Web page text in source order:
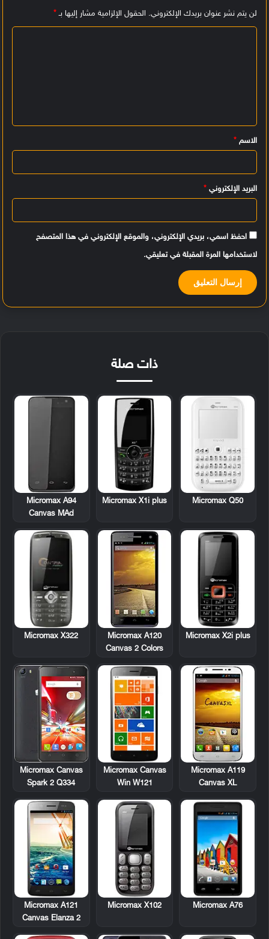
لن يتم نشر عنوان بريدك الإلكتروني. الحقول الإلزامية مشار إليها بـ*
ي
ق
الاسم *
البريد الإلكتروني *
احفظ اسمي، بريدي الإلكتروني، والموقع الإلكتروني في هذا المتصفح
لاستخدامها المرة المقبلة في تعليقي.
ذات صلة
Micromax Q50
Micromax X1i plus
Micromax A94
Canvas MAd
Micromax X2i plus
Micromax A120
Canvas 2 Colors
Micromax X322
Micromax A119
Canvas XL
Micromax Canvas
Win W121
Micromax Canvas
Spark 2 Q334
Micromax A76
Micromax X102
Micromax A121
Canvas Elanza 2